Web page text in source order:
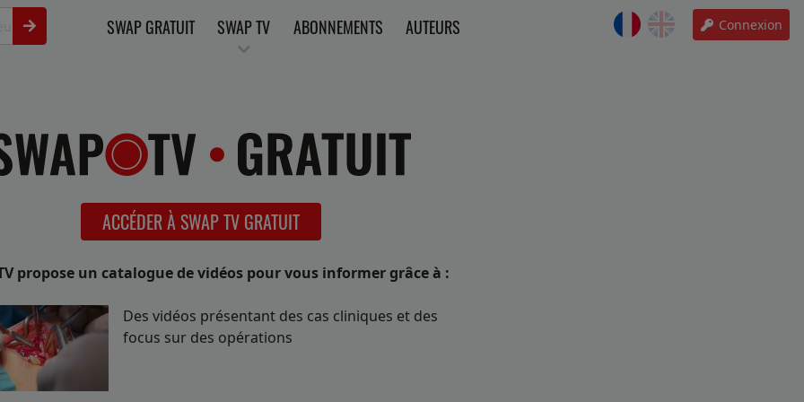
SWAP GRATUIT SWAP TV ABONNEMENTS AUTEURS Connexion
ACCÉDER À SWAP TV GRATUIT
propose un catalogue de vidéos pour vous informer grâce à :
Des vidéos présentant des cas cliniques et des
focus sur des opérations